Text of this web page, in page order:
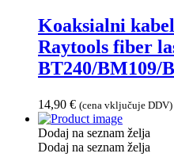
Koaksialni
Raytools fiber
BT240/BM109/
14,90 € (cena vključuje DDV)
Dodaj na seznam želja
Dodaj na seznam želja